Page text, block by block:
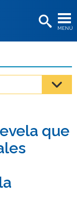
MENÚ
que